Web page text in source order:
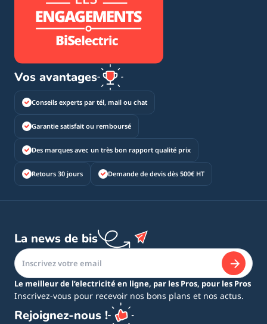
Vos avantages
Conseils experts par tél, mail ou chat
Garantie satisfait ou remboursé
Des marques avec un très bon rapport qualité prix
Retours 30 jours Demande de devis dès 500€ HT
La news de bis
Le meilleur de l’electricité en ligne, par les Pros, pour les Pros
Inscrivez-vous pour recevoir nos bons plans et nos actus.
Rejoignez-nous !